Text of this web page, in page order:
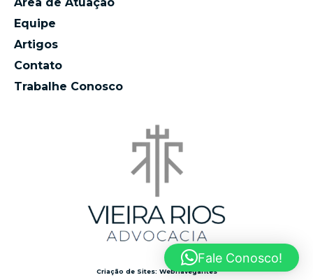
Equipe
Artigos
Contato
Trabalhe Conosco
Criação de Sites: Webnavegantes
Fale Conosco!